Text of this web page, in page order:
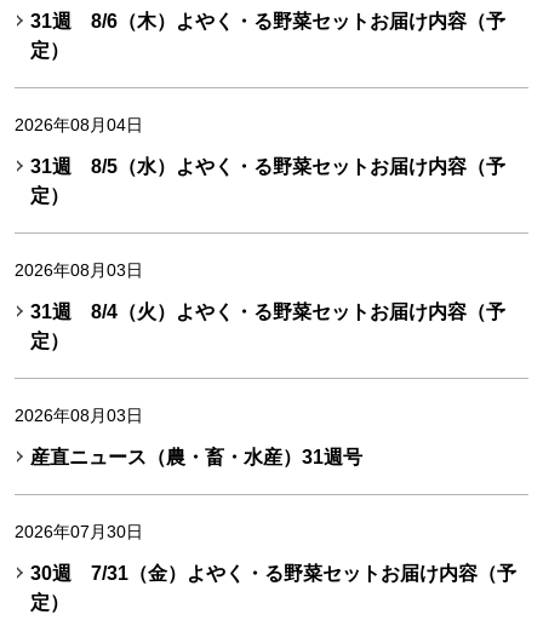
31週 8/6（木）よやく・る野菜セットお届け内容（予
定）
2026年08月04日
31週 8/5（水）よやく・る野菜セットお届け内容（予
定）
2026年08月03日
31週 8/4（火）よやく・る野菜セットお届け内容（予
定）
2026年08月03日
産直ニュース（農・畜・水産）31週号
2026年07月30日
30週 7/31（金）よやく・る野菜セットお届け内容（予
定）